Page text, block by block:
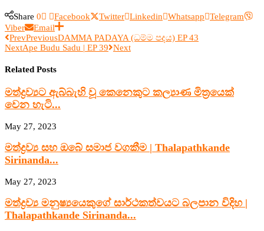
Share 0 Facebook Twitter Linkedin Whatsapp
Telegram
Viber
Email
PrevPreviousDAMMA PADAYA (ධම්ම පදය) EP 43
NextApe Budu Sadu | EP 39 Next
Related Posts
මත්ද්‍රව්‍යට ඇබ්බැහි වූ කෙනෙකුට කල්‍යාණ මිත්‍රයෙක්
වෙන හැටි...
May 27, 2023
මත්ද්‍රව්‍ය සහ ඔබේ සමාජ වගකීම | Thalapathkande
Sirinanda...
May 27, 2023
මත්ද්‍රව්‍ය මනුෂ්‍යයෙකුගේ සාර්ථකත්වයට බලපාන විදිහ |
Thalapathkande Sirinanda...